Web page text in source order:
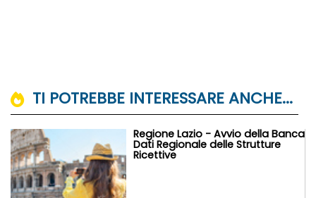
TI POTREBBE INTERESSARE ANCHE...
Regione Lazio - Avvio della Banca
Dati Regionale delle Strutture
Ricettive